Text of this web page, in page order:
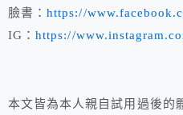
臉書：https://
IG：https://
本文皆為本人親自試用過後的